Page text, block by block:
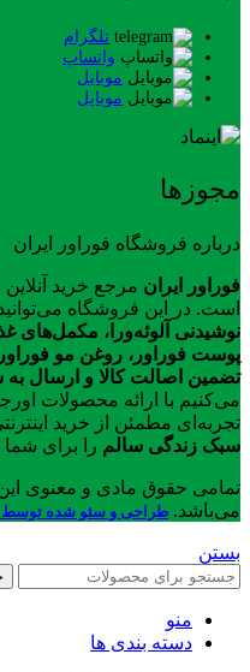
تلگرام
واتساپ
موبایل
موبایل
مجوزها
درباره فروشگاه فوراور ایران
فوراور ایران مرجع خرید
است. در این فروشگاه
نوشیدنی آلوئه‌ورا، مکمل‌های
پوست فوراور، روغن مو
تضمین اصالت کالا و ارسال
می‌کنیم با ارائه محصولات
تجربه‌ای مطمئن از خرید
سبک زندگی سالم را برای
تمامی حقوق مادی و معنوی
می‌باشد. طراحی و سئو شده
بستن
منو
دسته بندی ها